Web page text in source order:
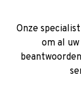
Onze
om al